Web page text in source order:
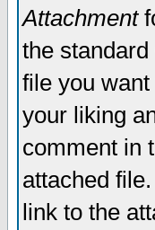
Attachment
the
file you
your liking
comment in
attached
link to the